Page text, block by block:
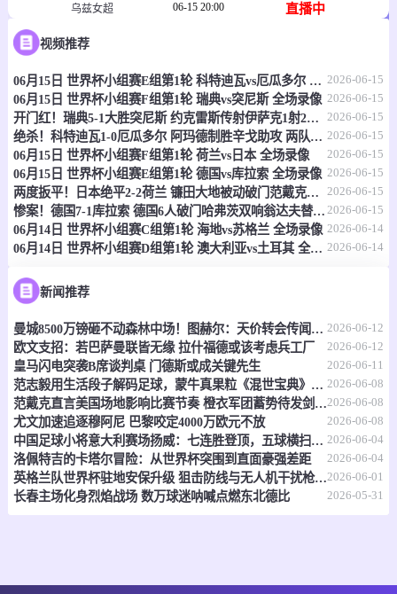
乌兹女超 06-15 20:00 直播中
塔什干火车头女足
情报
乌兹职联 06-15 20:30 直播中
费尔干纳FA 0 - 0 哈沃尔罕
情报
坦桑超 06-15 21:00 即将开始
福斯特FC
情报
坦桑超 06-15 21:00 即将开始
福斯特FC 0 - 0 科斯塔尔
情报
坦桑超 06-15 21:00 即将开始
视频推荐
06月15日 世界杯小组赛E组第1轮 科特迪瓦vs厄瓜多尔 全场录像 2026-06-15
06月15日 世界杯小组赛F组第1轮 瑞典vs突尼斯 全场录像 2026-06-15
开门红！瑞典5-1大胜突尼斯 约克雷斯传射伊萨克1射2传阿亚里双响 2026-06-15
绝杀！科特迪瓦1-0厄瓜多尔 阿玛德制胜辛戈助攻 两队4中门框 2026-06-15
06月15日 世界杯小组赛F组第1轮 荷兰vs日本 全场录像 2026-06-15
06月15日 世界杯小组赛E组第1轮 德国vs库拉索 全场录像 2026-06-15
两度扳平！日本绝平2-2荷兰 镰田大地被动破门范戴克世界杯首球 2026-06-15
惨案！德国7-1库拉索 德国6人破门哈弗茨双响翁达夫替补1射2传 2026-06-15
06月14日 世界杯小组赛C组第1轮 海地vs苏格兰 全场录像 2026-06-14
06月14日 世界杯小组赛D组第1轮 澳大利亚vs土耳其 全场录像 2026-06-14
新闻推荐
曼城8500万镑砸不动森林中场！图赫尔：天价转会传闻反倒成了安德森的兴奋剂 2026-06-12
欧文支招：若巴萨曼联皆无缘 拉什福德或该考虑兵工厂 2026-06-12
皇马闪电突袭B席谈判桌 门德斯或成关键先生 2026-06-11
范志毅用生活段子解码足球，蒙牛真果粒《混世宝典》玩出新花样 2026-06-08
范戴克直言美国场地影响比赛节奏 橙衣军团蓄势待发剑指世界杯2026-06-08
尤文加速追逐穆阿尼 巴黎咬定4000万欧元不放 2026-06-08
中国足球小将意大利赛场扬威：七连胜登顶，五球横扫北欧豪门！ 2026-06-04
洛佩特吉的卡塔尔冒险：从世界杯突围到直面豪强差距 2026-06-04
英格兰队世界杯驻地安保升级 狙击防线与无人机干扰枪严阵以待2026-06-01
长春主场化身烈焰战场 数万球迷呐喊点燃东北德比 2026-05-31